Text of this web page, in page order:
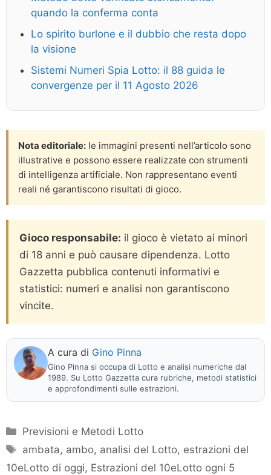
quando la conferma conta
Lo spirito burlone e il dubbio che resta dopo
la visione
Sistemi Numeri Spia Lotto: il 88 guida le
convergenze per il 11 Agosto 2026
Nota editoriale: le immagini presenti nell’articolo sono
illustrative e possono essere realizzate con strumenti
di intelligenza artificiale. Non rappresentano eventi
reali né garantiscono risultati di gioco.
Gioco responsabile: il gioco è vietato ai minori
di 18 anni e può causare dipendenza. Lotto
Gazzetta pubblica contenuti informativi e
statistici: numeri e analisi non garantiscono
vincite.
A cura di Gino Pinna
Gino Pinna si occupa di Lotto e analisi numeriche dal
1989. Su Lotto Gazzetta cura rubriche, metodi statistici
e approfondimenti sulle estrazioni.
Categorie
Previsioni e Metodi Lotto
Tag
ambata, ambo, analisi del Lotto, estrazioni del
10eLotto di oggi, Estrazioni del 10eLotto ogni 5